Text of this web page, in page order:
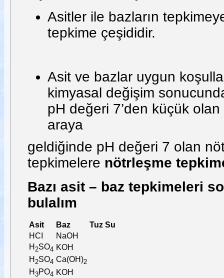
Asitler ile bazların
tepkime çeşididir.
Asit ve bazlar uygun
kimyasal değişim
pH değeri 7’den küçük
araya
geldiğinde pH değeri 7 olan
tepkimelere nötrleşme
Bazı asit – baz tepkimeleri
bulalım
Asit Baz Tuz Su
HCI
NaOH
H 2SO4 KOH
H 2SO4 Ca(OH)2
H 3PO4 KOH